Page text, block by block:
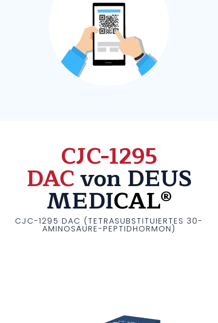
CJC-1295
DACvon DEUS
MEDICAL®
CJC-1295 DAC (TETRASUBSTITUIERTES 30-
AMINOSÄURE-PEPTIDHORMON)